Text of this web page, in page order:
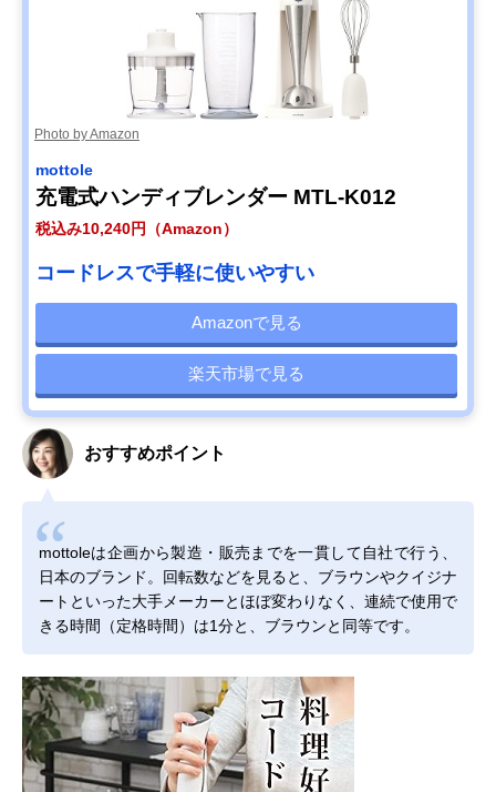
Photo by Amazon
mottole
充電式ハンディブレンダー MTL-K012
税込み10,240円（Amazon）
コードレスで手軽に使いやすい
Amazonで見る
楽天市場で見る
おすすめポイント
mottoleは企画から製造・販売までを一貫して自社で行う、
日本のブランド。回転数などを見ると、ブラウンやクイジナ
ートといった大手メーカーとほぼ変わりなく、連続で使用で
きる時間（定格時間）は1分と、ブラウンと同等です。